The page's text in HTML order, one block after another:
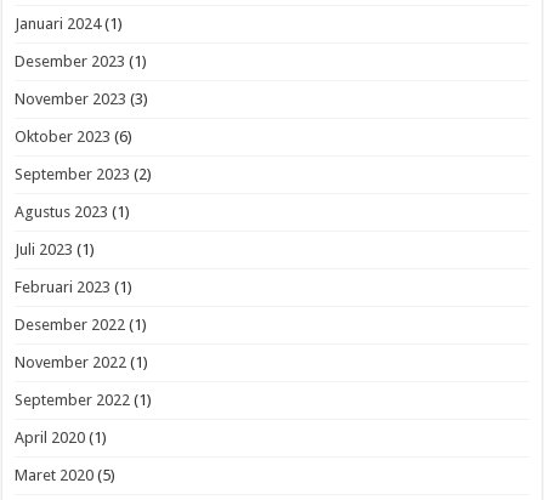
Januari 2024(1)
Desember 2023 (1)
November 2023 (3)
Oktober 2023 (6)
September 2023 (2)
Agustus 2023 (1)
Juli 2023 (1)
Februari 2023 (1)
Desember 2022 (1)
November 2022 (1)
September 2022 (1)
April 2020 (1)
Maret 2020 (5)